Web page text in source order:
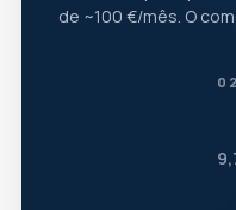
de ~100 €/mês. O